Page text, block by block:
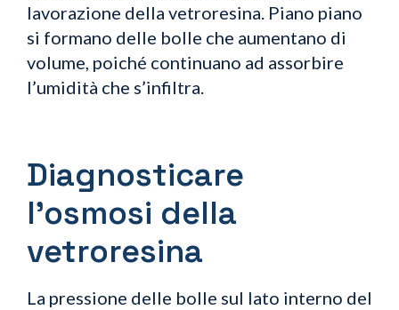
lavorazione della vetroresina. Piano piano
si formano delle bolle che aumentano di
volume, poiché continuano ad assorbire
l’umidità che s’infiltra.
Diagnosticare
l’osmosi della
vetroresina
La pressione delle bolle sul lato interno del